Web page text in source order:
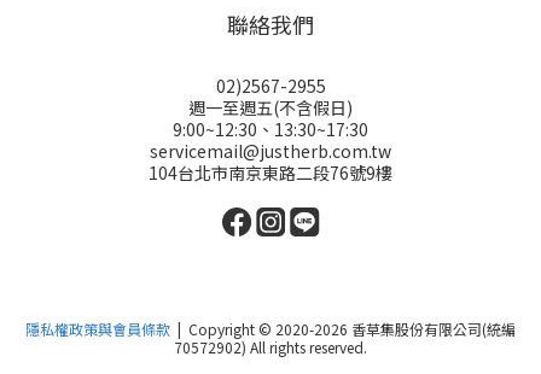
聯絡我們
02)2567-2955
週一至週五(不含假日)
9:00~12:30、13:30~17:30
servicemail@justherb.com.tw
104台北市南京東路二段76號9樓
隱私權政策與會員條款 | Copyright © 2020-2026 香草集股份有限公司(統編
70572902) All rights reserved.